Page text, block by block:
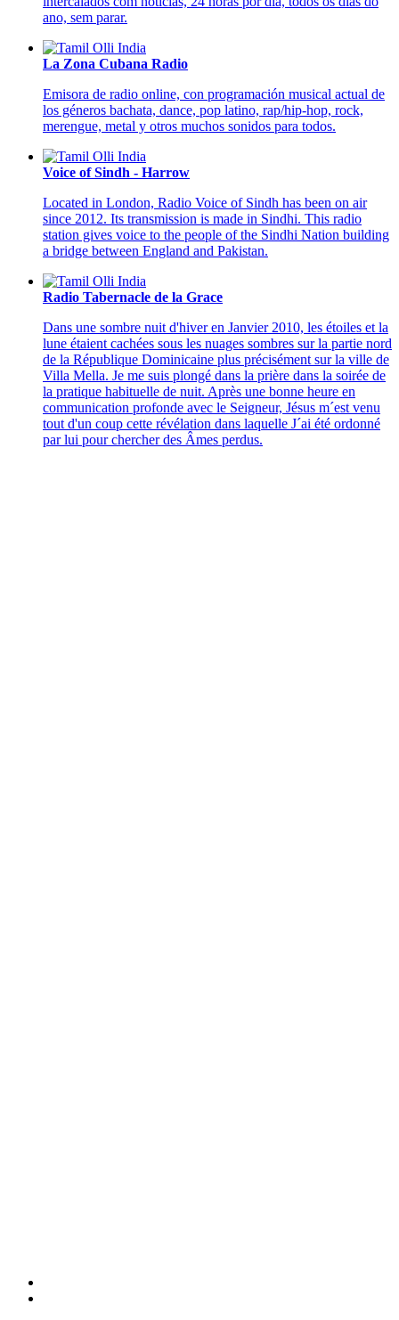
ano, sem parar.
La Zona Cubana Radio
Emisora de radio online, con programación musical actual de
los géneros bachata, dance, pop latino, rap/hip-hop, rock,
merengue, metal y otros muchos sonidos para todos.
Voice of Sindh - Harrow
Located in London, Radio Voice of Sindh has been on air
since 2012. Its transmission is made in Sindhi. This radio
station gives voice to the people of the Sindhi Nation building
a bridge between England and Pakistan.
Radio Tabernacle de la Grace
Dans une sombre nuit d'hiver en Janvier 2010, les étoiles et la
lune étaient cachées sous les nuages sombres sur la partie nord
de la République Dominicaine plus précisément sur la ville de
Villa Mella. Je me suis plongé dans la prière dans la soirée de
la pratique habituelle de nuit. Après une bonne heure en
communication profonde avec le Seigneur, Jésus m´est venu
tout d'un coup cette révélation dans laquelle J´ai été ordonné
par lui pour chercher des Âmes perdus.